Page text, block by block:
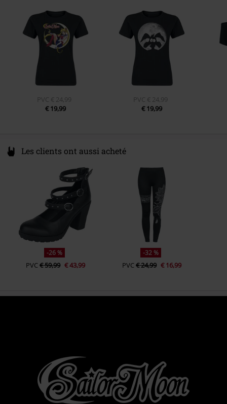
www.abyssecorp.com
PVC € 24,99
€ 19,99
PVC € 24,99
€ 19,99
Les clients ont aussi acheté
-26 %
PVC€ 59,99 € 43,99
-32 %
PVC€ 24,99 € 16,99